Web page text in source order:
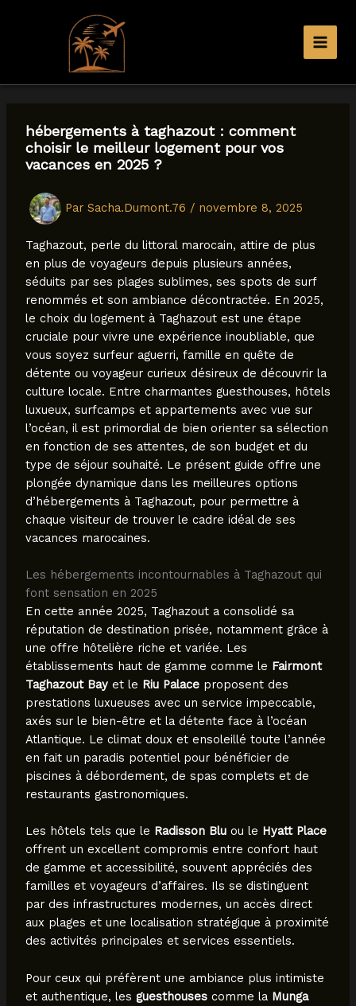
Aller
contenuhébergements à taghazout : comment
choisir le meilleur logement pour vos
vacances en 2025 ?
Par Sacha.Dumont.76 / novembre 8, 2025
Taghazout, perle du littoral marocain, attire de plus
en plus de voyageurs depuis plusieurs années,
séduits par ses plages sublimes, ses spots de surf
renommés et son ambiance décontractée. En 2025,
le choix du logement à Taghazout est une étape
cruciale pour vivre une expérience inoubliable, que
vous soyez surfeur aguerri, famille en quête de
détente ou voyageur curieux désireux de découvrir la
culture locale. Entre charmantes guesthouses, hôtels
luxueux, surfcamps et appartements avec vue sur
l’océan, il est primordial de bien orienter sa sélection
en fonction de ses attentes, de son budget et du
type de séjour souhaité. Le présent guide offre une
plongée dynamique dans les meilleures options
d’hébergements à Taghazout, pour permettre à
chaque visiteur de trouver le cadre idéal de ses
vacances marocaines.
Les hébergements incontournables à Taghazout qui
font sensation en 2025
En cette année 2025, Taghazout a consolidé sa
réputation de destination prisée, notamment grâce à
une offre hôtelière riche et variée. Les
établissements haut de gamme comme le Fairmont
Taghazout Bayet le Riu Palaceproposent des
prestations luxueuses avec un service impeccable,
axés sur le bien-être et la détente face à l’océan
Atlantique. Le climat doux et ensoleillé toute l’année
en fait un paradis potentiel pour bénéficier de
piscines à débordement, de spas complets et de
restaurants gastronomiques.
Les hôtels tels que le Radisson Bluou le Hyatt Place
offrent un excellent compromis entre confort haut
de gamme et accessibilité, souvent appréciés des
familles et voyageurs d’affaires. Ils se distinguent
par des infrastructures modernes, un accès direct
aux plages et une localisation stratégique à proximité
des activités principales et services essentiels.
Pour ceux qui préfèrent une ambiance plus intimiste
et authentique, les guesthousescomme la Munga